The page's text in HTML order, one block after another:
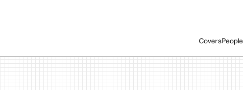
CoversPeople